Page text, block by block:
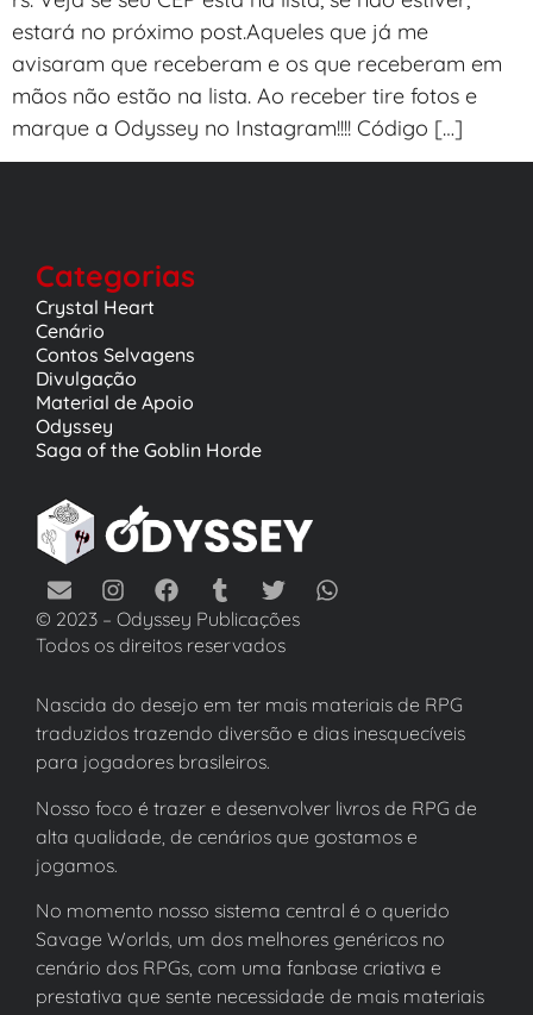
estará no próximo post.Aqueles que já me
avisaram que receberam e os que receberam em
mãos não estão na lista. Ao receber tire fotos e
marque a Odyssey no Instagram!!!! Código […]
Categorias
Crystal Heart
Cenário
Contos Selvagens
Divulgação
Material de Apoio
Odyssey
Saga of the Goblin Horde
© 2023 – Odyssey Publicações
Todos os direitos reservados
Nascida do desejo em ter mais materiais de RPG
traduzidos trazendo diversão e dias inesquecíveis
para jogadores brasileiros.
Nosso foco é trazer e desenvolver livros de RPG de
alta qualidade, de cenários que gostamos e
jogamos.
No momento nosso sistema central é o querido
Savage Worlds, um dos melhores genéricos no
cenário dos RPGs, com uma fanbase criativa e
prestativa que sente necessidade de mais materiais